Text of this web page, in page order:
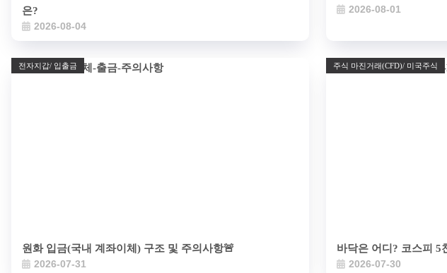
은?
2026-08-04
2026-08-01
원화 입금(국내 계좌이체) 구조 및 주의사항🚨
2026-07-31
전자지갑/ 입출금
바닥은 어디? 코스피 5
2026-07-30
주식 마진거래(CFD)/ 미국주식